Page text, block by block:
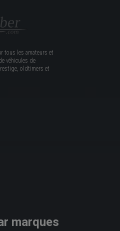
tous les amateurs et
véhicules de
oldtimers et
marques